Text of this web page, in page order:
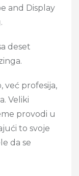
and Display
deset
već profesija,
Veliki
provodi u
to svoje
da se